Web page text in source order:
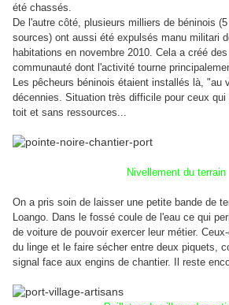
été chassés.
De l'autre côté, plusieurs milliers de béninois
sources) ont aussi été expulsés manu militari
habitations en novembre 2010. Cela a créé
communauté dont l'activité tourne
Les pêcheurs béninois étaient installés là, "au
décennies. Situation très difficile pour ceux
toit et sans ressources...
Nivellement du terrain
On a pris soin de laisser une petite bande de
Loango. Dans le fossé coule de l'eau ce qui
de voiture de pouvoir exercer leur métier.
du linge et le faire sécher entre deux piquets,
signal face aux engins de chantier. Il reste